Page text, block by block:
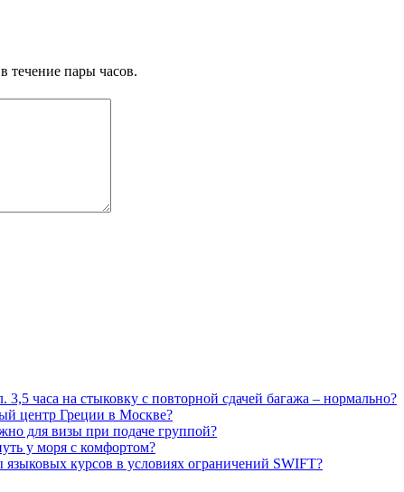
течение пары часов.
часа на стыковку с повторной сдачей багажа – нормально?
центр Греции в Москве?
для визы при подаче группой?
у моря с комфортом?
курсов в условиях ограничений SWIFT?